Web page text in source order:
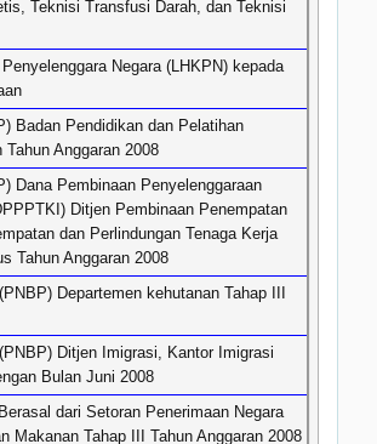
Teknisi Transfusi Darah, dan Teknisi
Negara (LHKPN) kepada
Badan Pendidikan dan Pelatihan
Tahun Anggaran 2008
Dana Pembinaan Penyelenggaraan
Ditjen Pembinaan Penempatan
dan Perlindungan Tenaga Kerja
Tahun Anggaran 2008
Departemen kehutanan Tahap III
Ditjen Imigrasi, Kantor Imigrasi
Bulan Juni 2008
dari Setoran Penerimaan Negara
Makanan Tahap III Tahun Anggaran 2008